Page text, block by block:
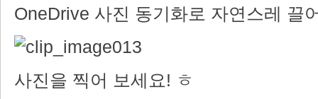
OneDrive 사진 동기화로 자연스레 끌
사진을 찍어 보세요! ㅎ